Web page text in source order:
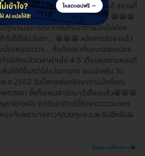
เดือน​ 2​ ปี​ 2562​ ณ​ โรงพยาบาลยันฮี​ สถานที่
อะ​ อาจเป็นมาถึงตั้งแต่เช้า​ ตี​ 5​ พอดี... 😁😁😁
อคุณ​หมอมารักษาแฟนที่มีอาการมองไม่ค่อย
าไม่ได้ใส่แว่นตา... 😁😁😁 หลังการรักษาแล้ว
งนั่รอหมอตรวจ... ก้อต้องหาที่นอนรอซะหน่อย
เลสิค​แล้วเวลาผ่านไป​ 4-5​ เดือน​ผลงาน​หมอดี
น​ได้​ดีขึ้นกว่าใส่แว่นตา​มาก​ แนะนำ​ครับ วัน
.ศ.2562​ วันนี้พาแฟนกลับมาตามนัดที่คุณ
ดวงตา​ ซึ่งก็เลยเวลานัดมา3เดือนแล้ว😁😁😁
า​ใดๆครับ​ แต่วันอาทิตย์​นี่คิวยาวววววมากก
อกับพยาบาลสาวๆสวยๆและร.พ.ยันฮี​ครับ🙏
รีวิวสถานที่ให้บริการ 🏥